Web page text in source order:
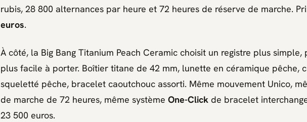
rubis, 28 800 alternances par heure et 72 heures de réserve de marche.
euros.
À côté, la Big Bang Titanium Peach Ceramic choisit un registre plus simple,
plus facile à porter. Boîtier titane de 42 mm, lunette en céramique pêche,
squeletté pêche, bracelet caoutchouc assorti. Même mouvement Unico,
de marche de 72 heures, même système One-Click de bracelet
23 500 euros.